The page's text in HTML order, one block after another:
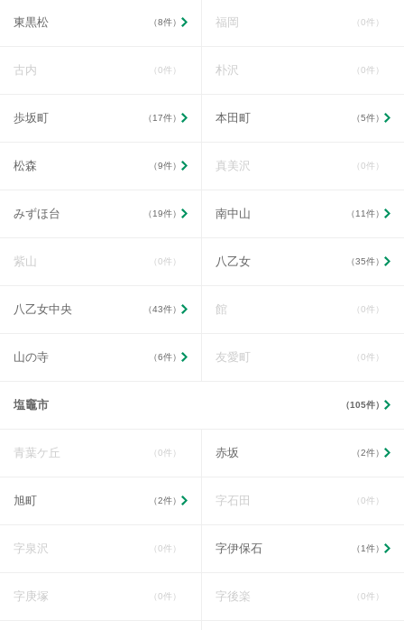
東黒松 （8件） 福岡 （0件）
古内 （0件） 朴沢 （0件）
歩坂町 （17件） 本田町 （5件）
松森 （9件） 真美沢 （0件）
みずほ台 （19件） 南中山 （11件）
紫山 （0件） 八乙女 （35件）
八乙女中央 （43件） 館 （0件）
山の寺 （6件） 友愛町 （0件）
塩竈市 （105件）
青葉ケ丘 （0件） 赤坂 （2件）
旭町 （2件） 字石田 （0件）
字泉沢 （0件） 字伊保石 （1件）
字庚塚 （0件） 字後楽 （0件）